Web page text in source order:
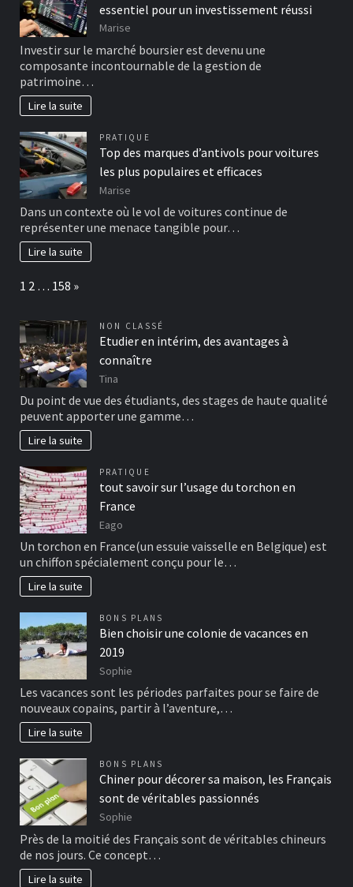
essentiel pour un investissement réussi
Marise
Investir sur le marché boursier est devenu une
composante incontournable de la gestion de
patrimoine…
Lire la suite
PRATIQUE
Top des marques d’antivols pour voitures
les plus populaires et efficaces
Marise
Dans un contexte où le vol de voitures continue de
représenter une menace tangible pour…
Lire la suite
Page:
1 2 … 158 Next
»
NON CLASSÉ
Etudier en intérim, des avantages à
connaître
Tina
Du point de vue des étudiants, des stages de haute qualité
peuvent apporter une gamme…
Lire la suite
PRATIQUE
tout savoir sur l’usage du torchon en
France
Eago
Un torchon en France(un essuie vaisselle en Belgique) est
un chiffon spécialement conçu pour le…
Lire la suite
BONS PLANS
Bien choisir une colonie de vacances en
2019
Sophie
Les vacances sont les périodes parfaites pour se faire de
nouveaux copains, partir à l’aventure,…
Lire la suite
BONS PLANS
Chiner pour décorer sa maison, les Français
sont de véritables passionnés
Sophie
Près de la moitié des Français sont de véritables chineurs
de nos jours. Ce concept…
Lire la suite